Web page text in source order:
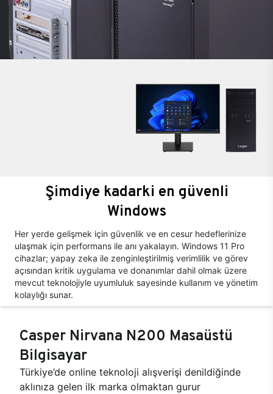
Şimdiye kadarki en güvenli
Windows
Her yerde gelişmek için güvenlik ve en cesur hedeflerinize
ulaşmak için performans ile anı yakalayın. Windows 11 Pro
cihazlar; yapay zeka ile zenginleştirilmiş verimlilik ve görev
açısından kritik uygulama ve donanımlar dahil olmak üzere
mevcut teknolojiyle uyumluluk sayesinde kullanım ve yönetim
kolaylığı sunar.
Casper Nirvana N200 Masaüstü
Bilgisayar
Türkiye’de online teknoloji alışverişi denildiğinde
aklınıza gelen ilk marka olmaktan gurur